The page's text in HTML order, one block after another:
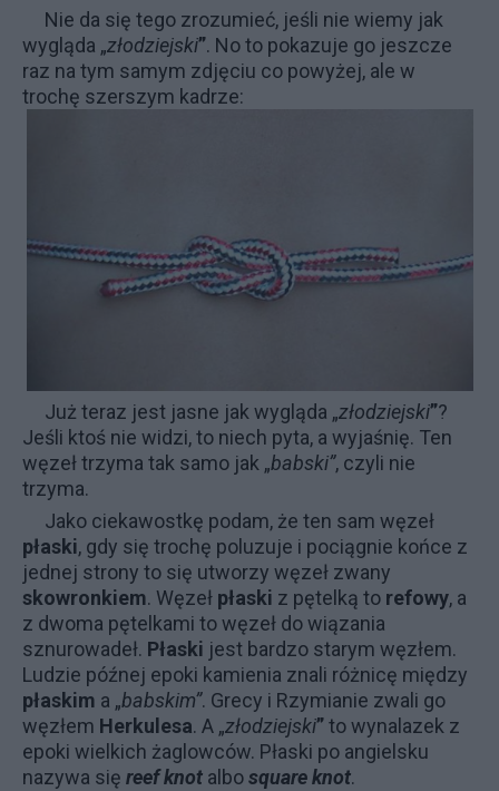
Nie da się tego zrozumieć, jeśli nie wiemy jak
wygląda „złodziejski”. No to pokazuje go jeszcze
raz na tym samym zdjęciu co powyżej, ale w
trochę szerszym kadrze:
Już teraz jest jasne jak wygląda „złodziejski”?
Jeśli ktoś nie widzi, to niech pyta, a wyjaśnię. Ten
węzeł trzyma tak samo jak „babski”, czyli nie
trzyma.
Jako ciekawostkę podam, że ten sam węzeł
płaski, gdy się trochę poluzuje i pociągnie końce z
jednej strony to się utworzy węzeł zwany
skowronkiem. Węzeł płaski z pętelką to refowy, a
z dwoma pętelkami to węzeł do wiązania
sznurowadeł. Płaski jest bardzo starym węzłem.
Ludzie późnej epoki kamienia znali różnicę między
płaskim a „babskim”. Grecy i Rzymianie zwali go
węzłem Herkulesa. A „złodziejski”to wynalazek z
epoki wielkich żaglowców. Płaski po angielsku
nazywa się reef knot albosquare knot.